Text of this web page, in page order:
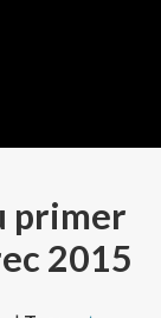
primer
2015